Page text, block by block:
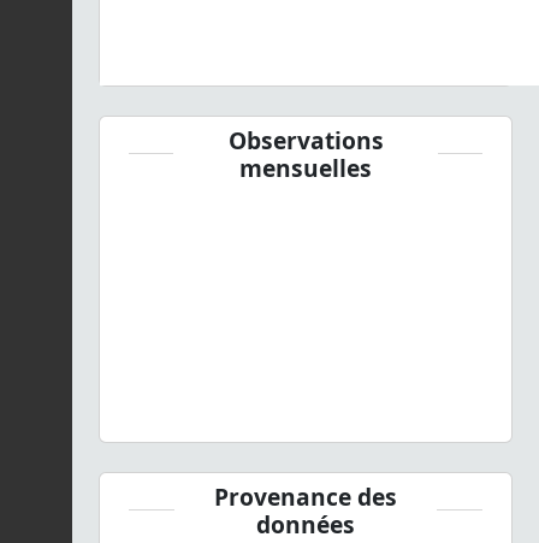
Observations
mensuelles
Provenance des
données